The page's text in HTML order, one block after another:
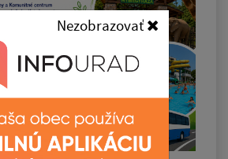
Nezobrazovať